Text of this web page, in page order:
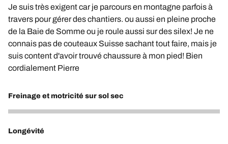
Je suis très exigent car je parcours en montagne parfois à
travers pour gérer des chantiers. ou aussi en pleine proche
de la Baie de Somme ou je roule aussi sur des silex! Je ne
connais pas de couteaux Suisse sachant tout faire, mais je
suis content d'avoir trouvé chaussure à mon pied! Bien
cordialement Pierre
Freinage et motricité sur sol sec
5
Longévité